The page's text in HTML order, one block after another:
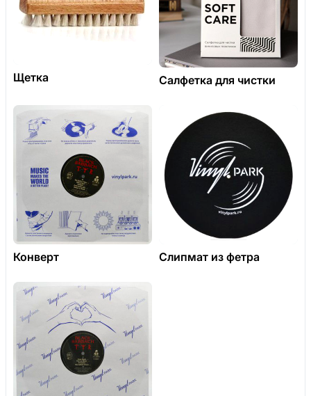
Щетка Салфетка для чистки
Конверт Слипмат из фетра